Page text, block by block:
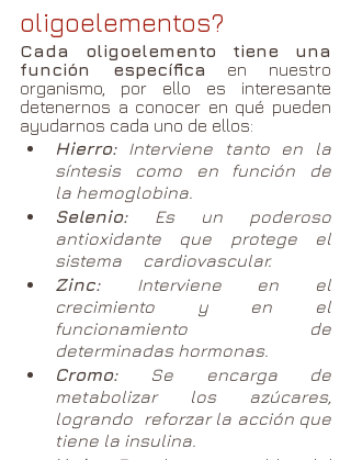
oligoelementos?
Cada oligoelemento tiene una
función específica en nuestro
organismo, por ello es interesante
detenernos a conocer en qué pueden
ayudarnos cada uno de ellos:
Hierro: Interviene tanto en la
síntesis como en función de
la hemoglobina.
Selenio: Es un poderoso
antioxidante que protege el
sistema 	cardiovascular.
Zinc: Interviene en el
crecimiento y en el
funcionamiento de
determinadas hormonas.
Cromo: Se encarga de
metabolizar los azúcares,
logrando 	reforzar la acción que
tiene la insulina.